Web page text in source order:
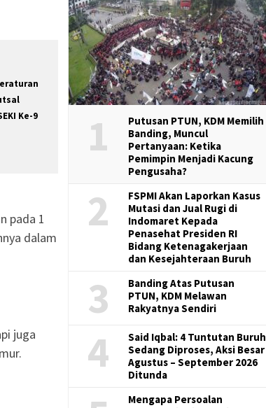
Ke-9
pada 1
dalam
juga
1
Putusan PTUN, KDM Memilih
Banding, Muncul
Pertanyaan: Ketika
Pemimpin Menjadi Kacung
Pengusaha?
2
FSPMI Akan Laporkan Kasus
Mutasi dan Jual Rugi di
Indomaret Kepada
Penasehat Presiden RI
Bidang Ketenagakerjaan
dan Kesejahteraan Buruh
3
Banding Atas Putusan
PTUN, KDM Melawan
Rakyatnya Sendiri
4
Said Iqbal: 4 Tuntutan Buruh
Sedang Diproses, Aksi Besar
Agustus – September 2026
Ditunda
Mengapa Persoalan